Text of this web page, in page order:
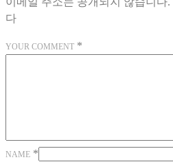
다
YOUR COMMENT *
NAME *